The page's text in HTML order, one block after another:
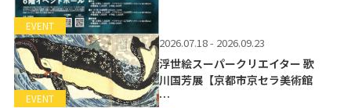
EVENT
EVENT
2026.07.18 - 2026.09.23
浮世絵スーパークリエイター 歌
川国芳展【京都市京セラ美術館
…